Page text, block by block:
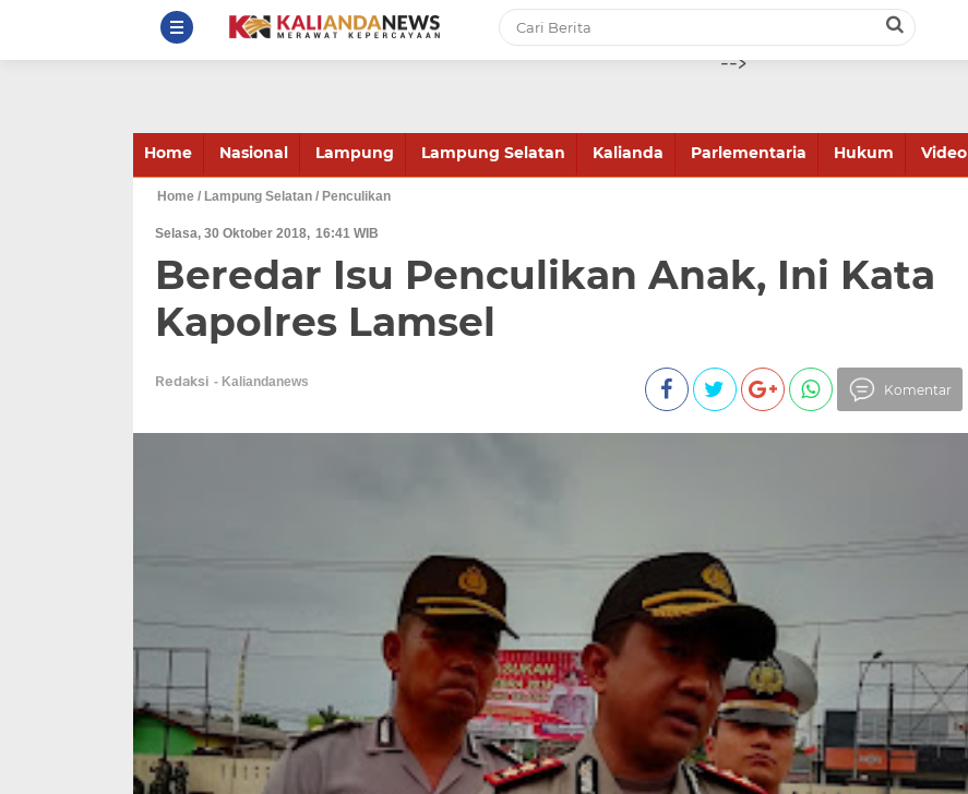
-->
Home Nasional Lampung Lampung Selatan Kalianda Parlementaria Hukum Video
Home / Lampung Selatan / Penculikan
Selasa, 30 Oktober 2018 16:41 WIB
Beredar Isu Penculikan Anak, Ini Kata
Kapolres Lamsel
Redaksi
Komentar